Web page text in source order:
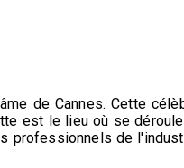
de Cannes. Cette
est le lieu où se
professionnels de